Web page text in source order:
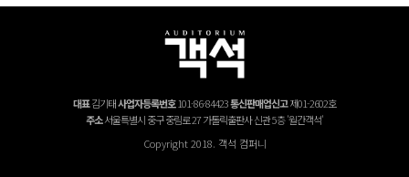
대표김기태사업자등록번호101-86-84423통신판매업신고제01-2602호
주소서울특별시 중구 중림로 27 가톨릭출판사 신관 5층 '월간객석'
Copyright 2018. 객석 컴퍼니